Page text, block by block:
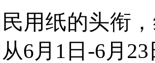
用纸的头衔
6月1日-6月